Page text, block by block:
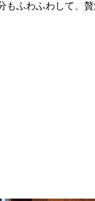
もふわふわして、